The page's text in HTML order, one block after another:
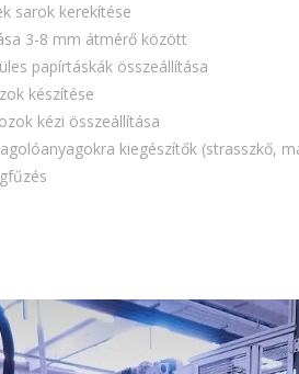
sarok kerekítése
3-8 mm átmérő között
papírtáskák összeállítása
készítése
kézi összeállítása
kiegészítők (strasszkő,